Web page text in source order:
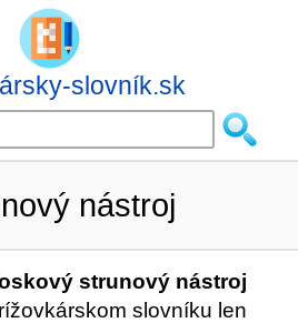
slovník.sk
nástroj
strunový nástroj
slovníku len